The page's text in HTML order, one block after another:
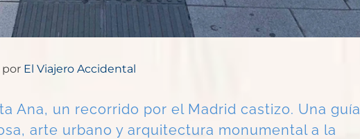
por El Viajero Accidental
Ana, un recorrido por el Madrid castizo. Una guía
arte urbano y arquitectura monumental a la